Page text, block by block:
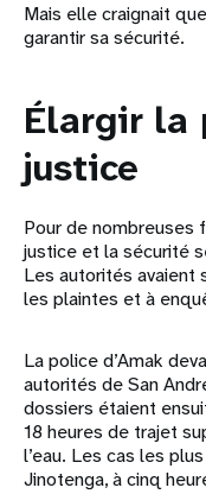
Mais elle craignait
garantir sa sécurité.
Élargir la
justice
Pour de nombreuses
justice et la sécurité
Les autorités avaient
les plaintes et à
La police d’Amak
autorités de San
dossiers étaient
18 heures de trajet
l’eau. Les cas les
Jinotenga, à cinq